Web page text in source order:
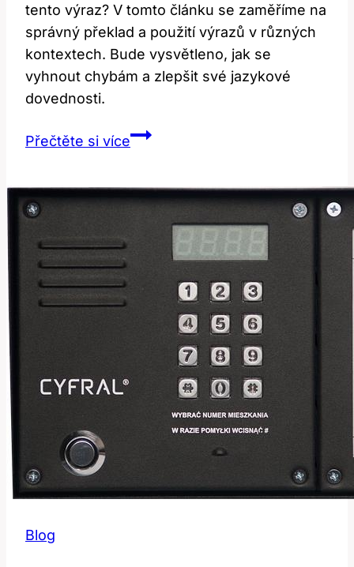
tento výraz? V tomto článku se zaměříme na
správný překlad a použití výrazů v různých
kontextech. Bude vysvětleno, jak se
vyhnout chybám a zlepšit své jazykové
dovednosti.
Přečtěte si víceAnalyze:
přeložit
používat
Blog